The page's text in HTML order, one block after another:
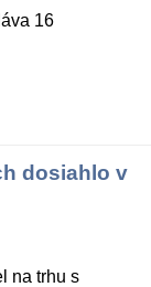
16
dosiahlo v
na trhu s